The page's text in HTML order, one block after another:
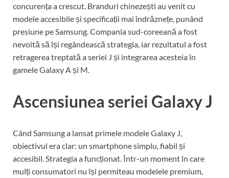
concurența a crescut. Branduri chinezești au venit cu
modele accesibile și specificații mai îndrăznețe, punând
presiune pe Samsung. Compania sud-coreeană a fost
nevoită să își regândească strategia, iar rezultatul a fost
retragerea treptată a seriei J și integrarea acesteia în
gamele Galaxy A și M.
Ascensiunea seriei Galaxy J
Când Samsung a lansat primele modele Galaxy J,
obiectivul era clar: un smartphone simplu, fiabil și
accesibil. Strategia a funcționat. Într-un moment în care
mulți consumatori nu își permiteau modelele premium,